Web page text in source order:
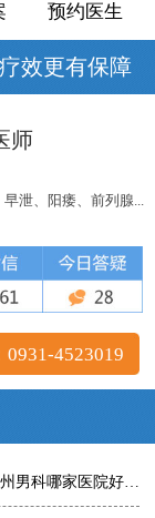
预约医生
效更有保障
师
泄、阳痿、前列腺...
4523019
好-总榜发布--兰州陇大医院怎么样?